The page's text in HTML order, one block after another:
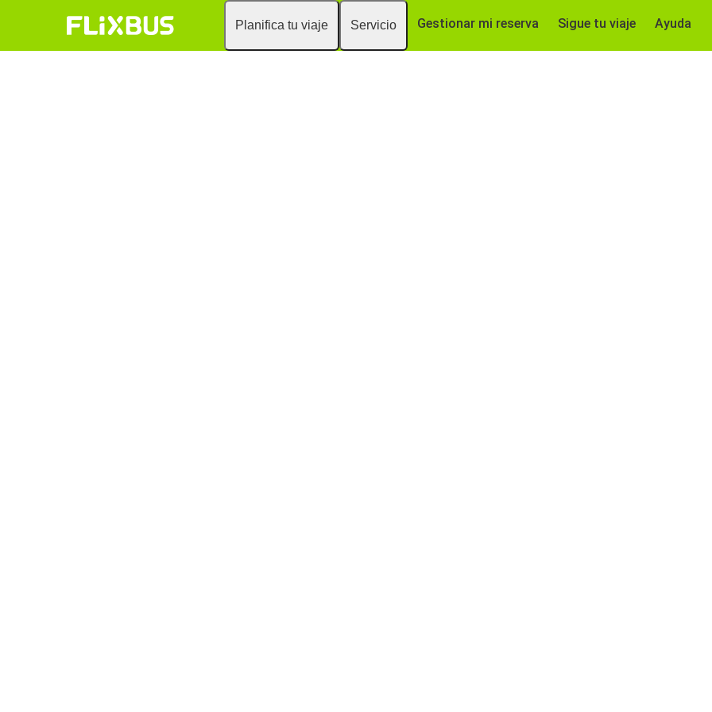
Planifica tu viaje Servicio Gestionar mi reserva Sigue tu viaje Ayuda